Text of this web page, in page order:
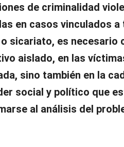
de criminalidad
en casos vinculados a
sicariato, es necesario
aislado, en las
sino también en la
social y político que
al análisis del